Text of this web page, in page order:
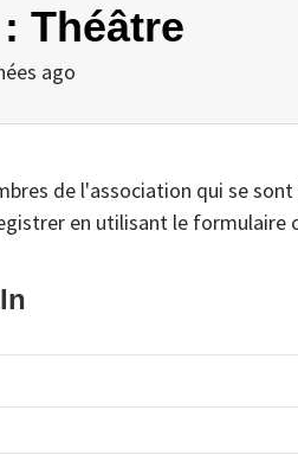
Théâtre
ago
de l'association qui se
en utilisant le formulaire